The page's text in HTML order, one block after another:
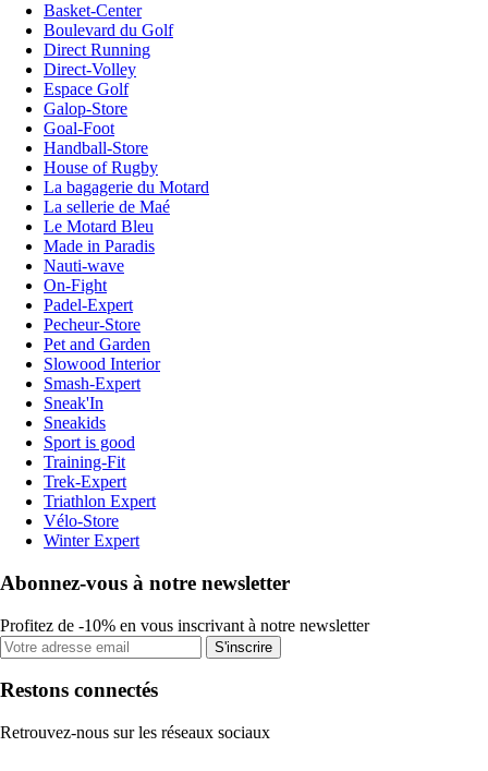
Basket-Center
Boulevard du Golf
Direct Running
Direct-Volley
Espace Golf
Galop-Store
Goal-Foot
Handball-Store
House of Rugby
La bagagerie du Motard
La sellerie de Maé
Le Motard Bleu
Made in Paradis
Nauti-wave
On-Fight
Padel-Expert
Pecheur-Store
Pet and Garden
Slowood Interior
Smash-Expert
Sneak'In
Sneakids
Sport is good
Training-Fit
Trek-Expert
Triathlon Expert
Vélo-Store
Winter Expert
Abonnez-vous à notre newsletter
Profitez de -10% en vous inscrivant à notre newsletter
S'inscrire
Restons connectés
Retrouvez-nous sur les réseaux sociaux